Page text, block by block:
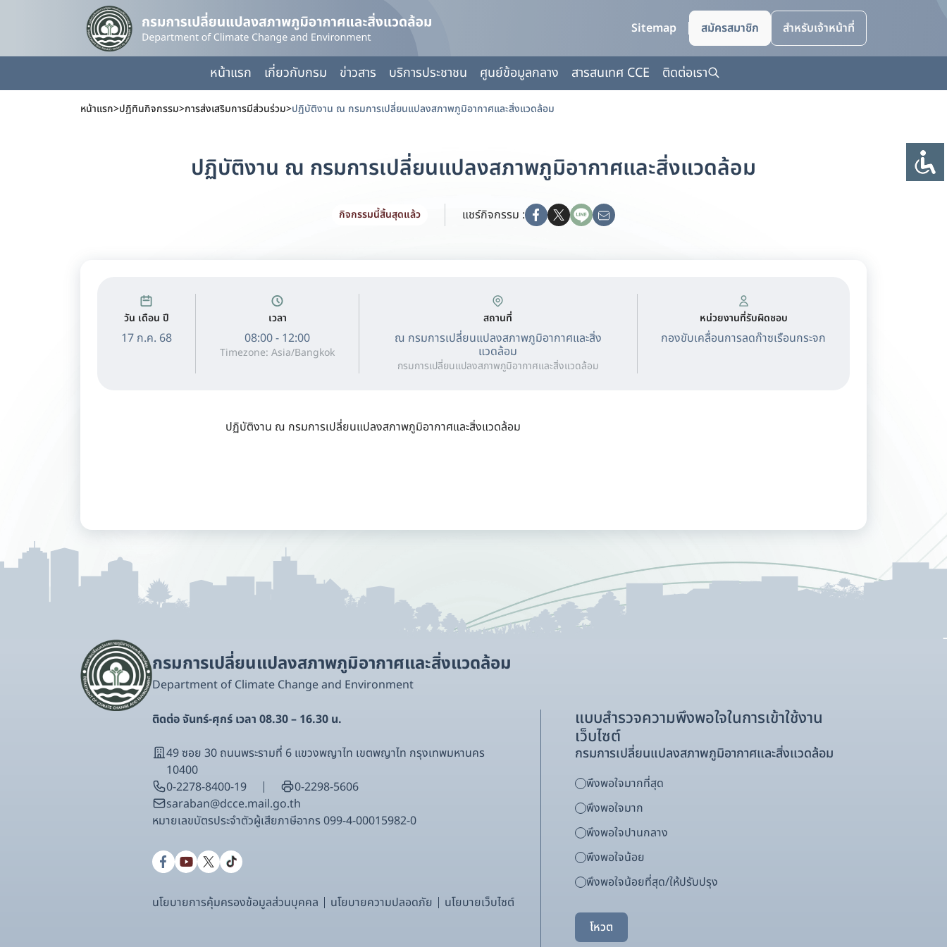
Sitemap สมัครสมาชิก สำหรับเจ้าหน้าที่
หน้าแรก เกี่ยวกับกรม ข่าวสาร บริการประชาชน ศูนย์ข้อมูลกลาง สารสนเทศ CCE ติดต่อเรา
หน้าแรก>ปฏิทินกิจกรรม>การส่งเสริมการมีส่วนร่วม>ปฏิบัติงาน ณ กรมการเปลี่ยนแปลงสภาพภูมิอากาศและสิ่งแวดล้อม
ปฏิบัติงาน ณ กรมการเปลี่ยนแปลงสภาพภูมิอากาศและสิ่งแวดล้อม
กิจกรรมนี้สิ้นสุดแล้ว แชร์กิจกรรม :
วัน เดือน ปี
17 ก.ค. 68
เวลา
08:00 - 12:00
Timezone: Asia/Bangkok
สถานที่
ณ กรมการเปลี่ยนแปลงสภาพภูมิอากาศและสิ่ง
แวดล้อม
กรมการเปลี่ยนแปลงสภาพภูมิอากาศและสิ่งแวดล้อม
หน่วยงานที่รับผิดชอบ
กองขับเคลื่อนการลดก๊าซเรือนกระจก
ปฏิบัติงาน ณ กรมการเปลี่ยนแปลงสภาพภูมิอากาศและสิ่งแวดล้อม
กรมการเปลี่ยนแปลงสภาพภูมิอากาศและสิ่งแวดล้อม
Department of Climate Change and Environment
ติดต่อ จันทร์-ศุกร์ เวลา 08.30 – 16.30 น.
49 ซอย 30 ถนนพระรามที่ 6 แขวงพญาไท เขตพญาไท กรุงเทพมหานคร
10400
0-2278-8400-19
0-2298-5606
saraban@dcce.mail.go.th
หมายเลขบัตรประจําตัวผู้เสียภาษีอากร 099-4-00015982-0
นโยบายการคุ้มครองข้อมูลส่วนบุคคล นโยบายความปลอดภัย นโยบายเว็บไซต์
แบบสำรวจความพึงพอใจในการเข้าใช้งาน
เว็บไซต์
กรมการเปลี่ยนแปลงสภาพภูมิอากาศและสิ่งแวดล้อม
พึงพอใจมากที่สุด
พึงพอใจมาก
พึงพอใจปานกลาง
พึงพอใจน้อย
พึงพอใจน้อยที่สุด/ให้ปรับปรุง
โหวต